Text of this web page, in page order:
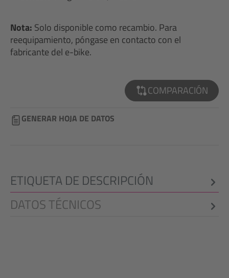
Nota: Solo disponible como recambio. Para
reequipamiento, póngase en contacto con el
fabricante del e-bike.
COMPARACIÓN
GENERAR HOJA DE DATOS
ETIQUETA DE DESCRIPCIÓN
DATOS TÉCNICOS